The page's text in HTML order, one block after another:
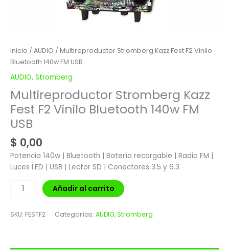
Inicio / AUDIO / Multireproductor Stromberg Kazz Fest F2 Vinilo
Bluetooth 140w FM USB
AUDIO, Stromberg
Multireproductor Stromberg Kazz
Fest F2 Vinilo Bluetooth 140w FM
USB
$ 0,00
Potencia 140w | Bluetooth | Batería recargable | Radio FM |
Luces LED | USB | Lector SD | Conectores 3.5 y 6.3
Añadir al carrito
SKU: FESTF2 Categorías: AUDIO,Stromberg